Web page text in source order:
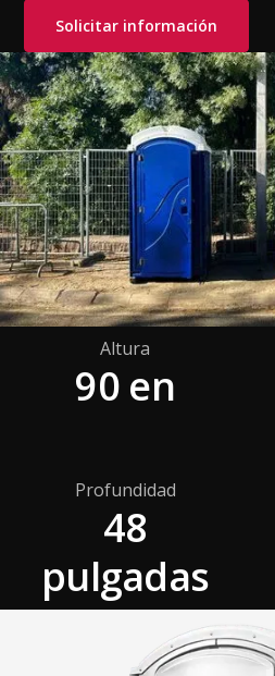
Solicitar información
Altura
90 en
Profundidad
48
pulgadas